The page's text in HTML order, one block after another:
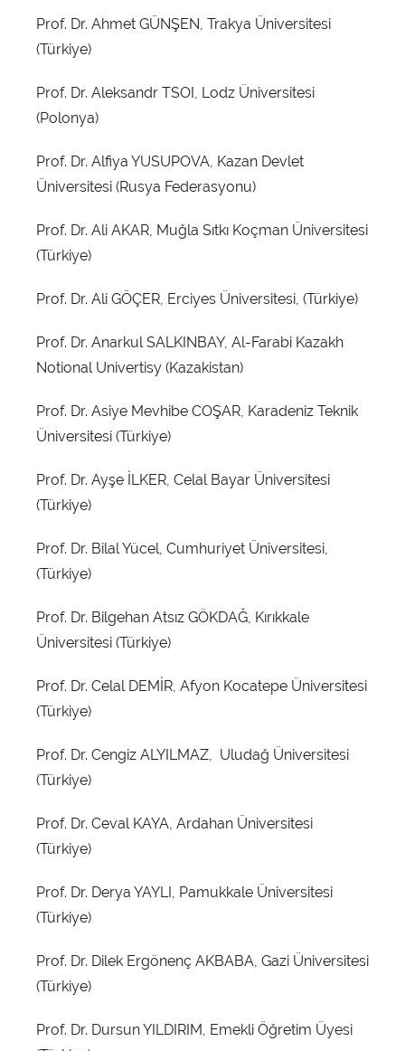
Mayıs
Üniversitesi
Prof. Dr. Ahmet GÜNŞEN, Trakya Üniversitesi
(Türkiye)
Prof. Dr. Aleksandr TSOI, Lodz Üniversitesi
(Polonya)
Prof. Dr. Alfiya YUSUPOVA, Kazan Devlet
Üniversitesi (Rusya Federasyonu)
Prof. Dr. Ali AKAR, Muğla Sıtkı Koçman Üniversitesi
(Türkiye)
Prof. Dr. Ali GÖÇER, Erciyes Üniversitesi, (Türkiye)
Prof. Dr. Anarkul SALKINBAY, Al-Farabi Kazakh
Notional Univertisy (Kazakistan)
Prof. Dr. Asiye Mevhibe COŞAR, Karadeniz Teknik
Üniversitesi (Türkiye)
Prof. Dr. Ayşe İLKER, Celal Bayar Üniversitesi
(Türkiye)
Prof. Dr. Bilal Yücel, Cumhuriyet Üniversitesi,
(Türkiye)
Prof. Dr. Bilgehan Atsız GÖKDAĞ, Kırıkkale
Üniversitesi (Türkiye)
Prof. Dr. Celal DEMİR, Afyon Kocatepe Üniversitesi
(Türkiye)
Prof. Dr. Cengiz ALYILMAZ, Uludağ Üniversitesi
(Türkiye)
Prof. Dr. Ceval KAYA, Ardahan Üniversitesi
(Türkiye)
Prof. Dr. Derya YAYLI, Pamukkale Üniversitesi
(Türkiye)
Prof. Dr. Dilek Ergönenç AKBABA, Gazi Üniversitesi
(Türkiye)
Prof. Dr. Dursun YILDIRIM, Emekli Öğretim Üyesi